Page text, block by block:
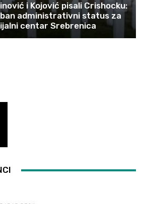
i Kojović pisali Crishocku:
administrativni status za
centar Srebrenica